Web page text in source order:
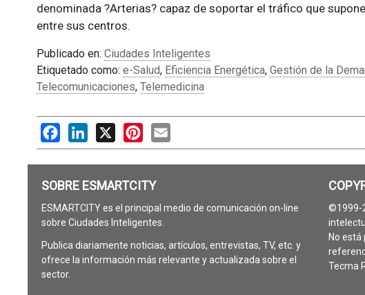
denominada ?Arterias? capaz de soportar el tráfico que
entre sus centros.
Publicado en: Ciudades Inteligentes
Etiquetado como: e-Salud, Eficiencia Energética, Gestión de la
Telecomunicaciones, Telemedicina
FacebookLinkedIn
X PinterestEmail
SOBRE ESMARTCITY
ESMARTCITY es el principal medio de comunicación on-line
sobre Ciudades Inteligentes.
Publica diariamente noticias, artículos, entrevistas, TV, etc. y
ofrece la información más relevante y actualizada sobre el
sector.
©1999-
No
Tecma